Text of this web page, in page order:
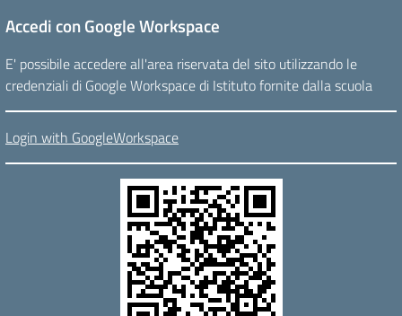
Accedi con Google Workspace
E' possibile accedere all'area riservata del sito utilizzando le
credenziali di Google Workspace di Istituto fornite dalla scuola
Login with GoogleWorkspace